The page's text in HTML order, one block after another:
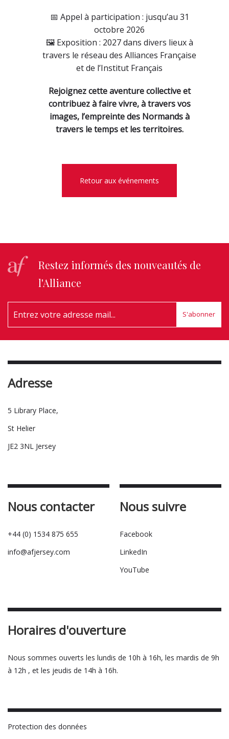
📅 Appel à participation : jusqu’au 31
octobre 2026
🖼️ Exposition : 2027 dans divers lieux à
travers le réseau des Alliances Française
et de l’Institut Français
Rejoignez cette aventure collective et
contribuez à faire vivre, à travers vos
images, l’empreinte des Normands à
travers le temps et les territoires.
Retour aux événements
Restez informés des nouveautés de
l'Alliance
S'abonner
Adresse
5 Library Place,
St Helier
JE2 3NL Jersey
Nous contacter
+44 (0) 1534 875 655
info@afjersey.com
Nous suivre
Facebook
LinkedIn
YouTube
Horaires d'ouverture
Nous sommes ouverts les lundis de 10h à 16h, les mardis de 9h
à 12h , et les jeudis de 14h à 16h.
Protection des données